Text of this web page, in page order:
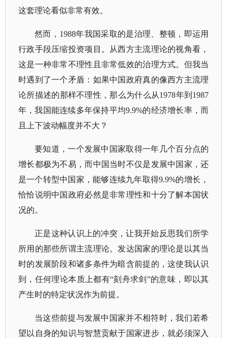
这套理论看似非常有效。
然而， 1988年我国采取的是治理、整顿，即运用
行政手段压缩投资项目。从西方主流理论的视角看，
这是一种非常不理性且非常低效的治理方式。但我当
时遇到了一个矛盾：如果中国政府真的像西方主流理
论所描述的那样不理性，那么为什么从1978年到1987
年，我国能连续多年保持平均9.9%的经济增长率，而
且上下波动幅度并不大？
要知道，一个发展中国家取得一年几个百分点的
增长都极为不易，而中国当时不仅是发展中国家，还
是一个转型中国家，能够连续九年取得9.9%的增长，
恰恰说明中国政府必然是非常理性和十分了解本国状
况的。
正是这种认识上的冲突，让我开始反思我们所学
所用的那些所谓主流理论。发达国家的理论是以其当
时的发展阶段和诸多条件为暗含前提的，这使我认识
到，任何理论本质上都有“刻舟求剑”的意味，即以其
产生时的特定状况作为前提。
当这些前提与发展中国家并不相符时，我们若希
望以自身的知识与智慧贡献于国家进步，就必须深入